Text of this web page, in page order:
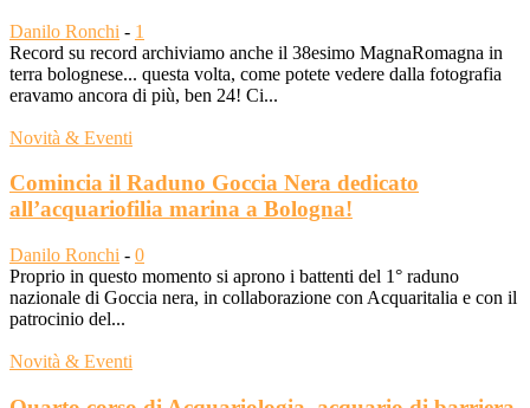
Danilo Ronchi - 1
Record su record archiviamo anche il 38esimo MagnaRomagna in
terra bolognese... questa volta, come potete vedere dalla fotografia
eravamo ancora di più, ben 24! Ci...
Novità & Eventi
Comincia il Raduno Goccia Nera dedicato
all’acquariofilia marina a Bologna!
Danilo Ronchi - 0
Proprio in questo momento si aprono i battenti del 1° raduno
nazionale di Goccia nera, in collaborazione con Acquaritalia e con il
patrocinio del...
Novità & Eventi